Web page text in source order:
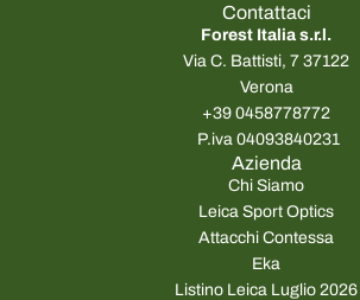
Contattaci
Forest Italia s.r.l.
Via C. Battisti, 7 37122
Verona
+39 0458778772
P.iva 04093840231
Azienda
Chi Siamo
Leica Sport Optics
Attacchi Contessa
Eka
Listino Leica Luglio 2026